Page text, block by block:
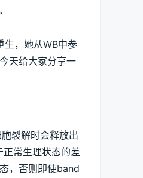
生，她从WB中参
天给大家分享一
裂解时会释放出
常生理状态的差
，否则即使band